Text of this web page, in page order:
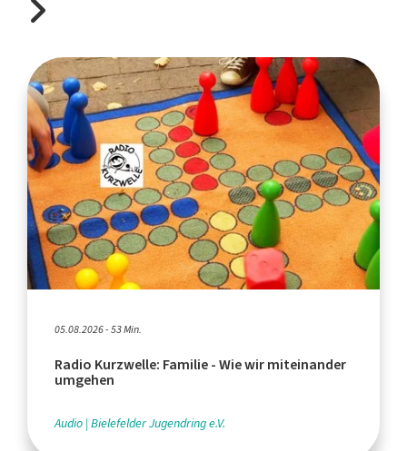
05.08.2026 - 53 Min.
Radio Kurzwelle: Familie - Wie wir miteinander
umgehen
Audio Bielefelder Jugendring e.V.